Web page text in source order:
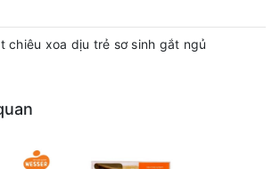
chiêu xoa dịu trẻ sơ sinh gắt ngủ